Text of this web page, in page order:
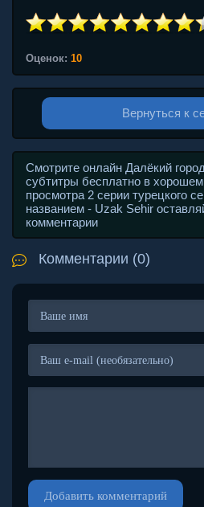
Оценок: 10
Вернуться к
Смотрите онлайн Далёкий
субтитры бесплатно в
просмотра 2 серии турецкого
названием - Uzak Sehir
комментарии
Комментарии (0)
Добавить комментарий